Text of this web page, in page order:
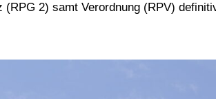
(RPG 2) samt Verordnung (RPV)